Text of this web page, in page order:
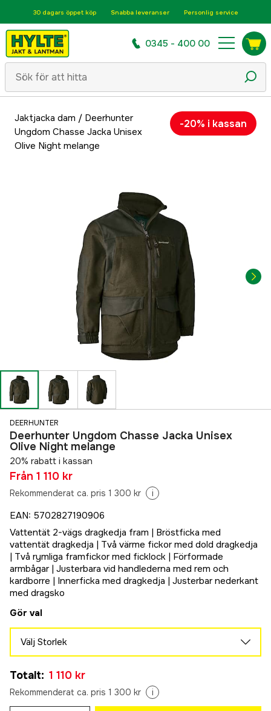
30 dagars öppet köp Snabba leveranser Personlig service
0345 - 400 00
Jaktjacka dam / Deerhunter
Ungdom Chasse Jacka Unisex
Olive Night melange
-20% i kassan
DEERHUNTER
Deerhunter Ungdom Chasse Jacka Unisex
Olive Night melange
20% rabatt i kassan
Från 1 110 kr
Rekommenderat ca. pris 1 300 kr i
EAN: 5702827190906
Vattentät 2-vägs dragkedja fram | Bröstficka med
vattentät dragkedja | Två värme fickor med dold dragkedja
| Två rymliga framfickor med ficklock | Förformade
armbågar | Justerbara vid handlederna med rem och
kardborre | Innerficka med dragkedja | Justerbar nederkant
med dragsko
Gör val
Välj Storlek
1 110 kr
128
1 110 kr
Totalt: 1 110 kr
Rekommenderat ca. pris 1 300 kr i